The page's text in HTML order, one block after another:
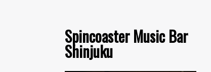
Spincoaster Music Bar
Shinjuku